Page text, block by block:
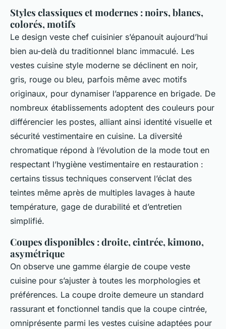
Styles classiques et modernes : noirs, blancs,
colorés, motifs
Le design veste chef cuisinier s’épanouit aujourd’hui
bien au-delà du traditionnel blanc immaculé. Les
vestes cuisine style moderne se déclinent en noir,
gris, rouge ou bleu, parfois même avec motifs
originaux, pour dynamiser l’apparence en brigade. De
nombreux établissements adoptent des couleurs pour
différencier les postes, alliant ainsi identité visuelle et
sécurité vestimentaire en cuisine. La diversité
chromatique répond à l’évolution de la mode tout en
respectant l’hygiène vestimentaire en restauration :
certains tissus techniques conservent l’éclat des
teintes même après de multiples lavages à haute
température, gage de durabilité et d’entretien
simplifié.
Coupes disponibles : droite, cintrée, kimono,
asymétrique
On observe une gamme élargie de coupe veste
cuisine pour s’ajuster à toutes les morphologies et
préférences. La coupe droite demeure un standard
rassurant et fonctionnel tandis que la coupe cintrée,
omniprésente parmi les vestes cuisine adaptées pour